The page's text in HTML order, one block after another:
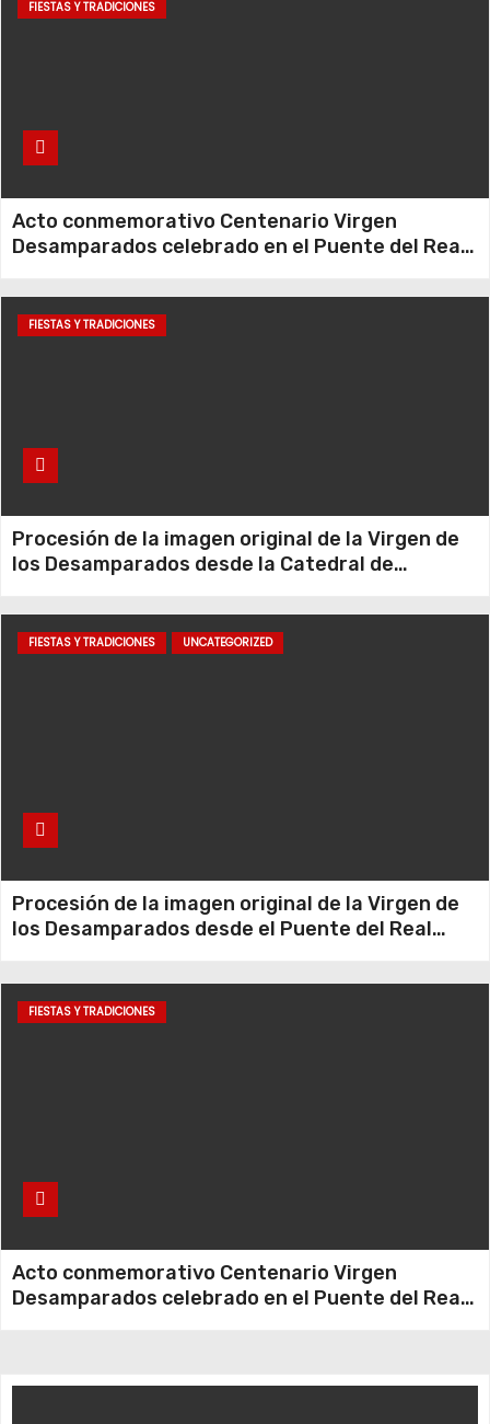
FIESTAS Y TRADICIONES
Acto conmemorativo Centenario Virgen
Desamparados celebrado en el Puente del Real
FIESTAS Y TRADICIONES
Procesión de la imagen original de la Virgen de
los Desamparados desde la Catedral de
FIESTAS Y TRADICIONES UNCATEGORIZED
Procesión de la imagen original de la Virgen de
los Desamparados desde el Puente del Real
FIESTAS Y TRADICIONES
Acto conmemorativo Centenario Virgen
Desamparados celebrado en el Puente del Real